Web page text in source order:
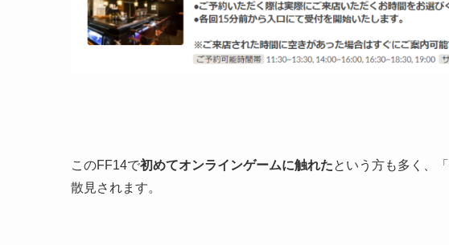
このFF14で初めてオンラインゲームに触れたという方も多く、「
散見されます。